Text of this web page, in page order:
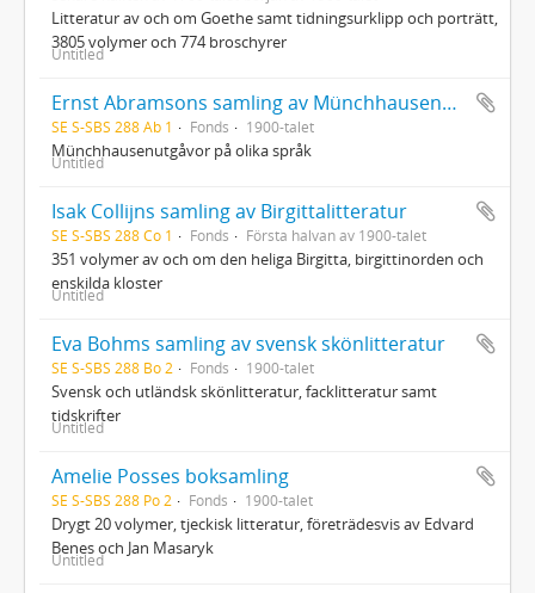
Litteratur av och om Goethe samt tidningsurklipp och porträtt,
3805 volymer och 774 broschyrer
Untitled
Ernst Abramsons samling av Münchhausenutgåvor
SE S-SBS 288 Ab 1 Fonds 1900-talet
Münchhausenutgåvor på olika språk
Untitled
Isak Collijns samling av Birgittalitteratur
SE S-SBS 288 Co 1 Fonds Första halvan av 1900-talet
351 volymer av och om den heliga Birgitta, birgittinorden och
enskilda kloster
Untitled
Eva Bohms samling av svensk skönlitteratur
SE S-SBS 288 Bo 2 Fonds 1900-talet
Svensk och utländsk skönlitteratur, facklitteratur samt
tidskrifter
Untitled
Amelie Posses boksamling
SE S-SBS 288 Po 2 Fonds 1900-talet
Drygt 20 volymer, tjeckisk litteratur, företrädesvis av Edvard
Benes och Jan Masaryk
Untitled